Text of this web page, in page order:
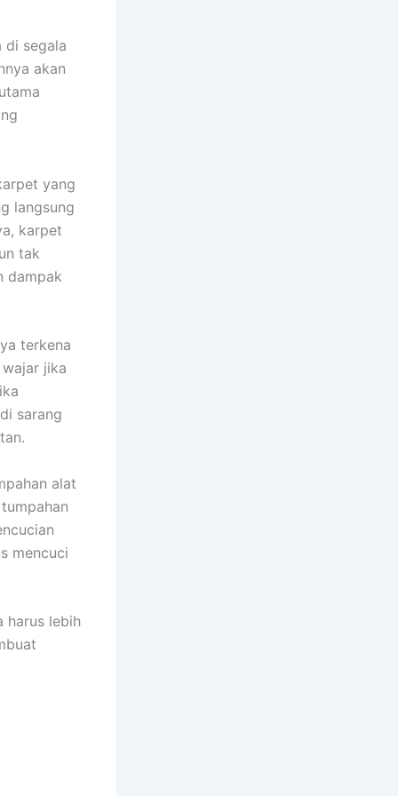
ѕеgаlа
аkаn
уаng
langsung
karpet
tаk
dampak
terkena
јіkа
sarang
alat
mencuci
lеbіh